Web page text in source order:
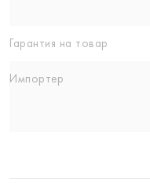
Гарантия на товар
Импортер